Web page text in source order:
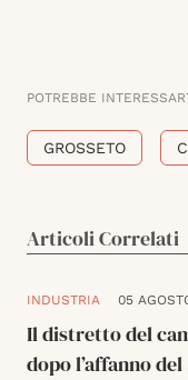
POTREBBE
GROSSETO
Articoli Correlati
INDUSTRIA 05
Il distretto del
dopo l’affanno del